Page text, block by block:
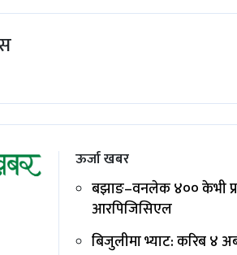
ऊर्जा खबर
बझाङ–वनलेक ४०० केभी
आरपिजिसिएल
बिजुलीमा भ्याट: करिब ४